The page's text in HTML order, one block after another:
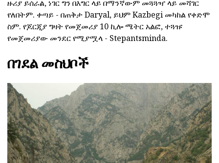
ዙሪያ ይሰራል, ነገር ግን በእግር ላይ በማንኛውም መጓጓዣ ላይ መሻገር
የለበትም. ቀጣይ - በጠቅታ Daryal, ይህም Kazbegi መካከል የቀድሞ
ስም. የጆርጂያ ግዛት የመጀመሪያ 10 ኪሎ ሜትር አልፎ, ተጓዡ
የመጀመሪያው መንደር የሚያሟላ - Stepantsminda.
በገደል መስህቦች